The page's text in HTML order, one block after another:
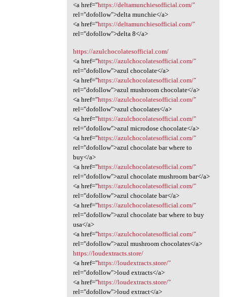
<a href="https://deltamunchiesofficial.com/"
rel="dofollow">delta munchie</a>
<a href="https://deltamunchiesofficial.com/"
rel="dofollow">delta 8</a>
https://azulchocolatesofficial.com/
<a href="https://azulchocolatesofficial.com/"
rel="dofollow">azul chocolate</a>
<a href="https://azulchocolatesofficial.com/"
rel="dofollow">azul mushroom chocolate</a>
<a href="https://azulchocolatesofficial.com/"
rel="dofollow">azul chocolates</a>
<a href="https://azulchocolatesofficial.com/"
rel="dofollow">azul microdose chocolate</a>
<a href="https://azulchocolatesofficial.com/"
rel="dofollow">azul chocolate bar where to
buy</a>
<a href="https://azulchocolatesofficial.com/"
rel="dofollow">azul chocolate mushroom bar</a>
<a href="https://azulchocolatesofficial.com/"
rel="dofollow">azul chocolate bar</a>
<a href="https://azulchocolatesofficial.com/"
rel="dofollow">azul chocolate bar where to buy
usa</a>
<a href="https://azulchocolatesofficial.com/"
rel="dofollow">azul mushroom chocolates</a>
https://loudextracts.store/
<a href="https://loudextracts.store/"
rel="dofollow">loud extracts</a>
<a href="https://loudextracts.store/"
rel="dofollow">loud extract</a>